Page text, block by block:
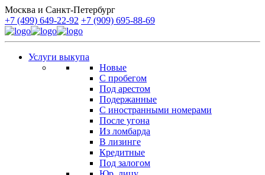
Москва и Санкт-Петербург
+7 (499) 649-22-92 +7 (909) 695-88-69
Услуги выкупа
Новые
С пробегом
Под арестом
Подержанные
С иностранными номерами
После угона
Из ломбарда
В лизинге
Кредитные
Под залогом